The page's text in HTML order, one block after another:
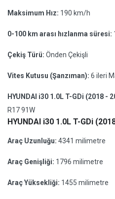
Maksimum Hız: 190 km/h
0-100 km arası hızlanma süresi:
Çekiş Türü: Önden Çekişli
Vites Kutusu (Şanzıman): 6 ileri
HYUNDAI i30 1.0L T-GDi (2018 -
R17 91W
HYUNDAI i30 1.0L T-GDi
Araç Uzunluğu: 4341 milimetre
Araç Genişliği: 1796 milimetre
Araç Yüksekliği: 1455 milimetre